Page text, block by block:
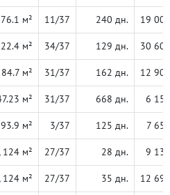
м² 11/37 240 дн. 19
м² 34/37 129 дн. 30
м² 31/37 162 дн. 12
м² 31/37 668 дн. 6
м² 3/37 125 дн. 7
124 м² 27/37 28 дн. 9
124 м² 27/37 35 дн. 12